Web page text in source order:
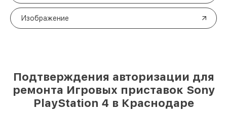
Изображение
Подтверждения авторизации для
ремонта Игровых приставок Sony
PlayStation 4 в Краснодаре